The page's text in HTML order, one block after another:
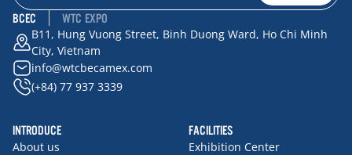
BCEC WTC EXPO
B11, Hung Vuong Street, Binh Duong Ward, Ho Chi Minh
City, Vietnam
info@wtcbecamex.com
(+84) 77 937 3339
INTRODUCE
About us
FACILITIES
Exhibition Center